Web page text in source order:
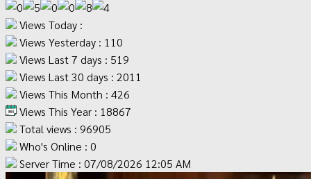
Views Today :
Views Yesterday : 110
Views Last 7 days : 519
Views Last 30 days : 2011
Views This Month : 426
Views This Year : 18867
Total views : 96905
Who's Online : 0
Server Time : 07/08/2026 12:05 AM